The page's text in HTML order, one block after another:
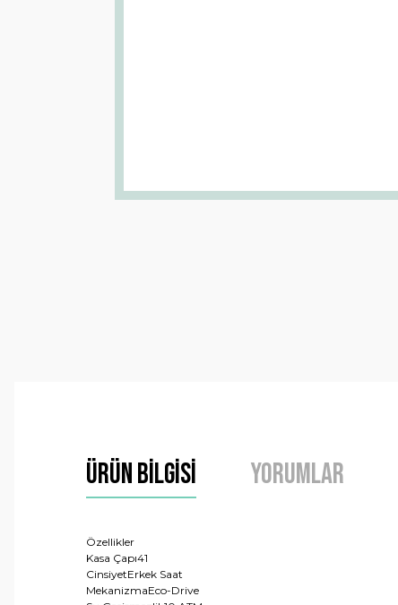
Ürün Bilgisi Yorumlar
Özellikler
Kasa Çapı41
CinsiyetErkek Saat
MekanizmaEco-Drive